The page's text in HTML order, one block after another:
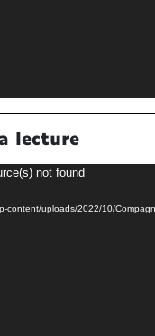
lecture
not found
content/uploads/2022/10/